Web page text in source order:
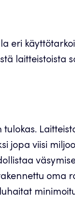
eri
laitteistoista
jopa viisi
oma